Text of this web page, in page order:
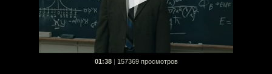
01:38 157369 просмотров